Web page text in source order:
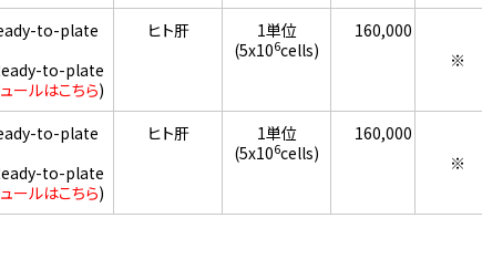
to-plate
to-plate
ールはこちら)
ヒト肝
1単位
(5x106cells)
160,000
※
to-plate
to-plate
ールはこちら)
ヒト肝
1単位
(5x106cells)
160,000
※